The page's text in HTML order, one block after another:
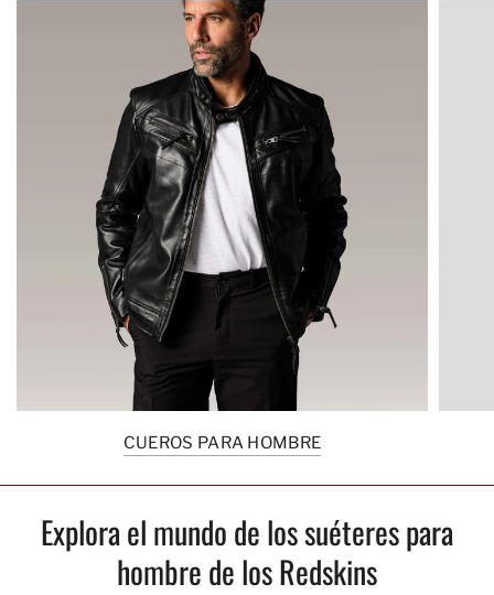
CUEROS PARA HOMBRE
Explora el mundo de los suéteres para
hombre de los Redskins